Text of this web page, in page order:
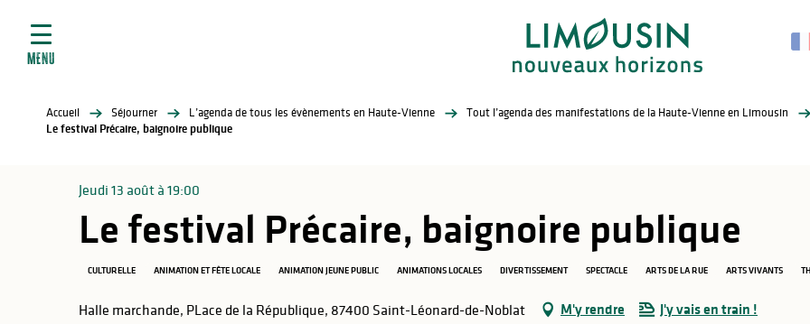
contenu
MENU
Accueil Séjourner L’agenda de tous les évènements en Haute-Vienne
Tout l’agenda des manifestations de la Haute-Vienne en Limousin
Le festival Précaire, baignoire publique
Jeudi 13 août à 19:00
Le festival Précaire, baignoire publique
CULTURELLE ANIMATION ET FÊTE LOCALE ANIMATION JEUNE PUBLIC ANIMATIONS LOCALES DIVERTISSEMENT SPECTACLE ARTS DE LA RUE ARTS VIVANTS
Halle marchande, PLace de la République, 87400 Saint-Léonard-de-Noblat M'y rendre J'y vais en train !